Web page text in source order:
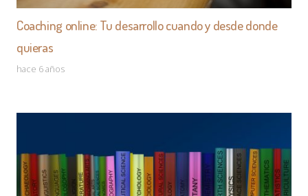
Coaching online: Tu desarrollo cuando y desde donde
quieras
hace 6 años